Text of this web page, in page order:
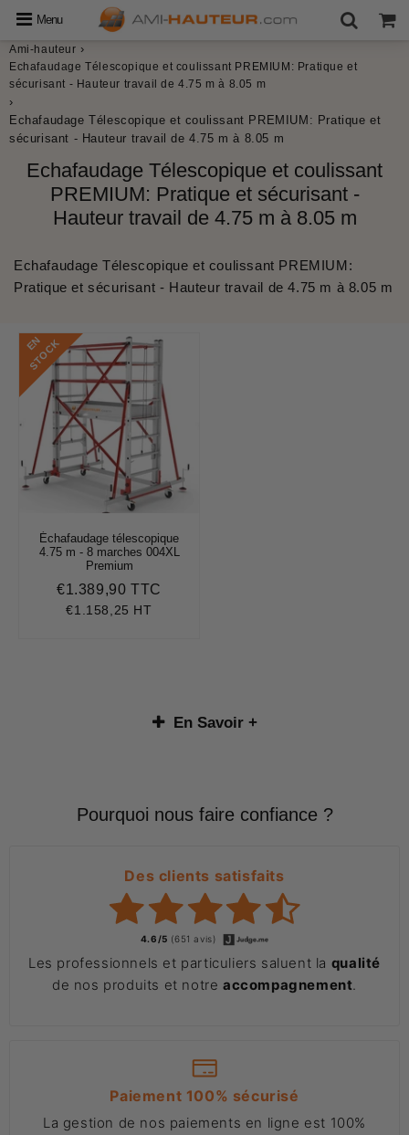
Menu
Ami-hauteur ›
Echafaudage Télescopique et coulissant PREMIUM: Pratique et
sécurisant - Hauteur travail de 4.75 m à 8.05 m
›
Echafaudage Télescopique et coulissant PREMIUM: Pratique et
sécurisant - Hauteur travail de 4.75 m à 8.05 m
Echafaudage Télescopique et coulissant
PREMIUM: Pratique et sécurisant -
Hauteur travail de 4.75 m à 8.05 m
Echafaudage Télescopique et coulissant PREMIUM:
Pratique et sécurisant - Hauteur travail de 4.75 m à 8.05 m
E
N
S
T
O
C
K
Échafaudage télescopique
4.75 m - 8 marches 004XL
Premium
Prix
régulier
€1.389,90 TTC
€1.158,25 HT
En Savoir +
Pourquoi nous faire confiance ?
Des clients satisfaits
4.6/5 (651 avis)
Les professionnels et particuliers saluent la qualité
de nos produits et notre accompagnement.
Paiement 100% sécurisé
La gestion de nos paiements en ligne est 100%